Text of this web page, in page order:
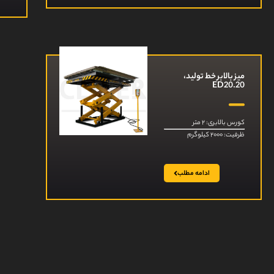
میز بالابر خط تولید،
ED20.20
کورس بالابری: ۲ متر
ظرفیت: ۲۰۰۰ کیلوگرم
ادامه مطلب